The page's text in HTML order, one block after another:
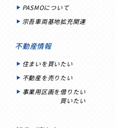
PASMOについて
宗吾車両基地拡充関連
不動産情報
住まいを買いたい
不動産を売りたい
事業用区画を借りたい
買いたい